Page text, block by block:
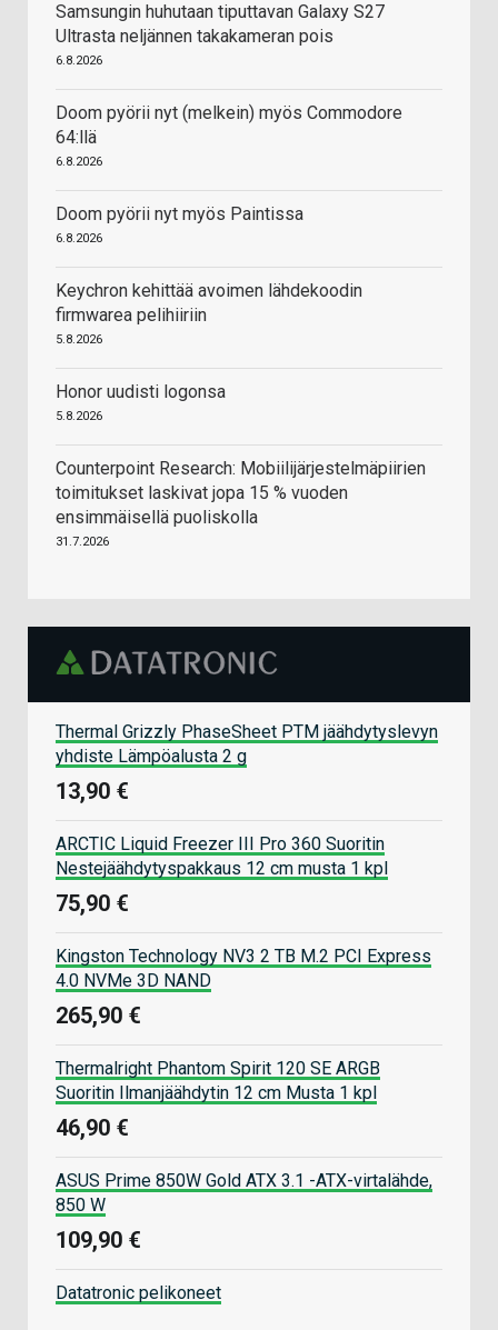
Samsungin huhutaan tiputtavan Galaxy S27
Ultrasta neljännen takakameran pois
6.8.2026
Doom pyörii nyt (melkein) myös Commodore
64:llä
6.8.2026
Doom pyörii nyt myös Paintissa
6.8.2026
Keychron kehittää avoimen lähdekoodin
firmwarea pelihiiriin
5.8.2026
Honor uudisti logonsa
5.8.2026
Counterpoint Research: Mobiilijärjestelmäpiirien
toimitukset laskivat jopa 15 % vuoden
ensimmäisellä puoliskolla
31.7.2026
Thermal Grizzly PhaseSheet PTM jäähdytyslevyn
yhdiste Lämpöalusta 2 g
13,90 €
ARCTIC Liquid Freezer III Pro 360 Suoritin
Nestejäähdytyspakkaus 12 cm musta 1 kpl
75,90 €
Kingston Technology NV3 2 TB M.2 PCI Express
4.0 NVMe 3D NAND
265,90 €
Thermalright Phantom Spirit 120 SE ARGB
Suoritin Ilmanjäähdytin 12 cm Musta 1 kpl
46,90 €
ASUS Prime 850W Gold ATX 3.1 -ATX-virtalähde,
850 W
109,90 €
Datatronic pelikoneet